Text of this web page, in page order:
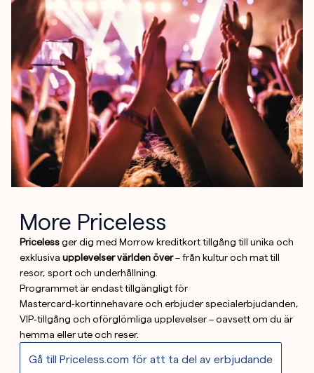
More Priceless
Pricelessger dig med Morrow kreditkort tillgång till unika och
exklusiva upplevelser världen över– från kultur och mat till
resor, sport och underhållning.
Programmet är endast tillgängligt för
Mastercard‑kortinnehavare och erbjuder specialerbjudanden,
VIP‑tillgång och oförglömliga upplevelser – oavsett om du är
hemma eller ute och reser.
Gå till Priceless.com för att ta del av erbjudande